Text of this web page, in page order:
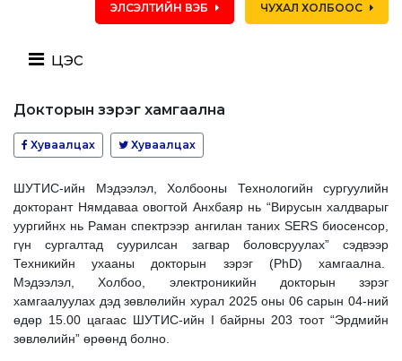
ЭЛСЭЛТИЙН ВЭБ ЧУХАЛ ХОЛБООС
цэс
Докторын зэрэг хамгаална
Хуваалцах Хуваалцах
ШУТИС-ийн Мэдээлэл, Холбооны Технологийн сургуулийн
докторант Нямдаваа овогтой Анхбаяр нь “Вирусын халдварыг
уургийнх нь Раман спектрээр ангилан таних SERS биосенсор,
гүн сургалтад суурилсан загвар боловсруулах” сэдвээр
Техникийн ухааны докторын зэрэг (PhD) хамгаална.
Мэдээлэл, Холбоо, электроникийн докторын зэрэг
хамгаалуулах дэд зөвлөлийн хурал 2025 оны 06 сарын 04-ний
өдөр 15.00 цагаас ШУТИС-ийн I байрны 203 тоот “Эрдмийн
зөвлөлийн” өрөөнд болно.